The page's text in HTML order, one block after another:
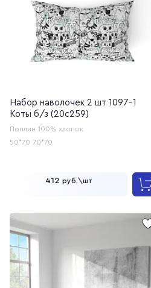
Набор наволочек 2 шт 1097-1
Коты б/з (20с259)
Поплин 100% хлопок
50*70 70*70
412 руб.\шт